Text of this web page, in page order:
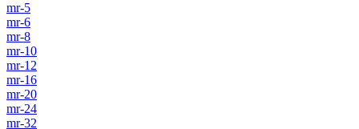
mr-5
mr-6
mr-8
mr-10
mr-12
mr-16
mr-20
mr-24
mr-32